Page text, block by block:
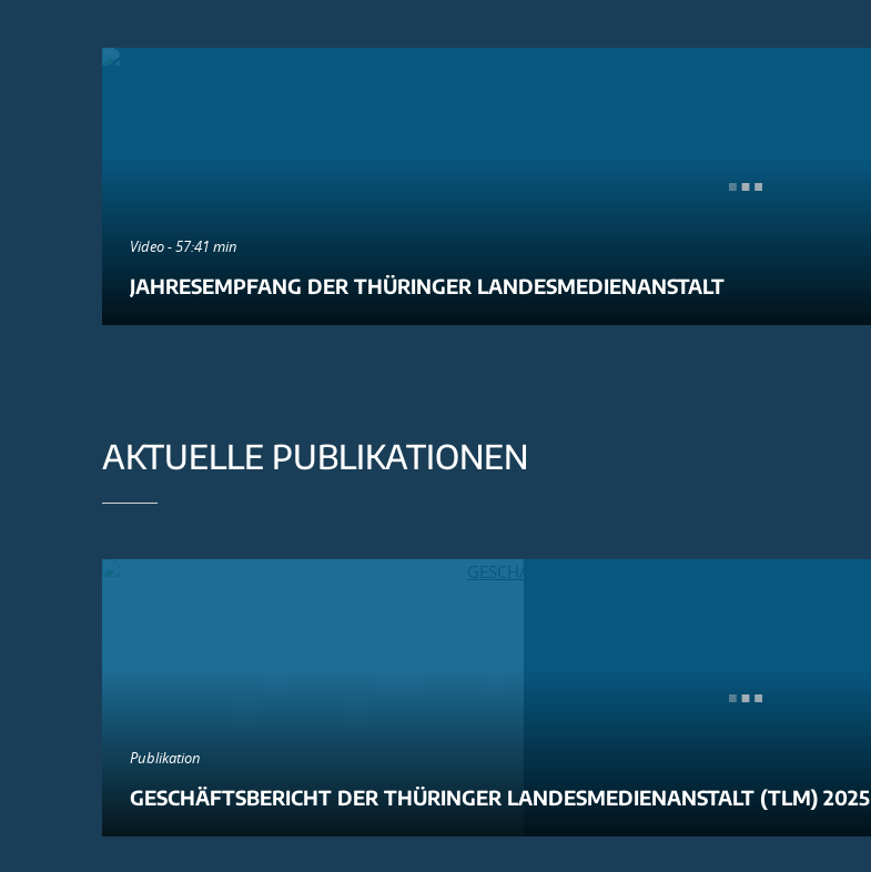
Video - 57:41 min
JAHRESEMPFANG DER THÜRINGER LANDESMEDIENANSTALT
AKTUELLE PUBLIKATIONEN
Publikation
GESCHÄFTSBERICHT DER THÜRINGER LANDESMEDIENANSTALT (TLM) 2025